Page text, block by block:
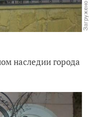
наследии города